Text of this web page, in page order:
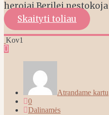
herojai Berilei nestokoja
Skaityti toliau
Kov1
Atrandame kartu
0
Dalinamės